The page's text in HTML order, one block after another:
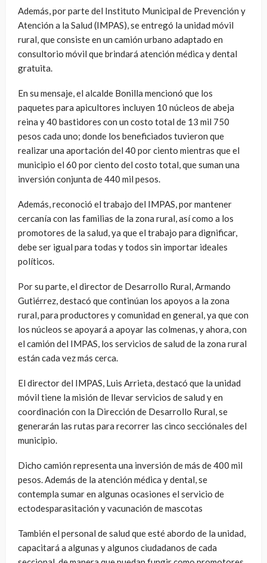
Además, por parte del Instituto Municipal de Prevención y
Atención a la Salud (IMPAS), se entregó la unidad móvil
rural, que consiste en un camión urbano adaptado en
consultorio móvil que brindará atención médica y dental
gratuita.
En su mensaje, el alcalde Bonilla mencionó que los
paquetes para apicultores incluyen 10 núcleos de abeja
reina y 40 bastidores con un costo total de 13 mil 750
pesos cada uno; donde los beneficiados tuvieron que
realizar una aportación del 40 por ciento mientras que el
municipio el 60 por ciento del costo total, que suman una
inversión conjunta de 440 mil pesos.
Además, reconoció el trabajo del IMPAS, por mantener
cercanía con las familias de la zona rural, así como a los
promotores de la salud, ya que el trabajo para dignificar,
debe ser igual para todas y todos sin importar ideales
políticos.
Por su parte, el director de Desarrollo Rural, Armando
Gutiérrez, destacó que continúan los apoyos a la zona
rural, para productores y comunidad en general, ya que con
los núcleos se apoyará a apoyar las colmenas, y ahora, con
el camión del IMPAS, los servicios de salud de la zona rural
están cada vez más cerca.
El director del IMPAS, Luis Arrieta, destacó que la unidad
móvil tiene la misión de llevar servicios de salud y en
coordinación con la Dirección de Desarrollo Rural, se
generarán las rutas para recorrer las cinco secciónales del
municipio.
⁠Dicho camión representa una inversión de más de 400 mil
pesos. Además de la atención médica y dental, se
contempla sumar en algunas ocasiones el servicio de
ectodesparasitación y vacunación de mascotas
⁠También el personal de salud que esté abordo de la unidad,
capacitará a algunas y algunos ciudadanos de cada